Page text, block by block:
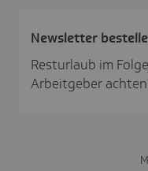
News­letter
Resturlaub im
Arbeitgeber